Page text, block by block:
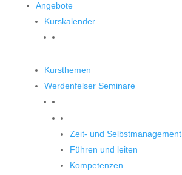
Angebote
Kurskalender
Kursthemen
Werdenfelser Seminare
Zeit- und Selbstmanagement
Führen und leiten
Kompetenzen